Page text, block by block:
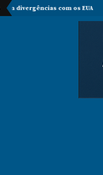
com os EUA Figo